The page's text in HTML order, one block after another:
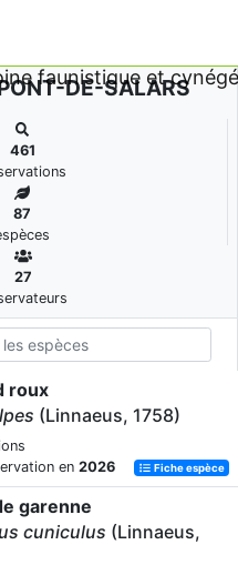
faunistique et
DE-SALARS
461
87
27
roux
(Linnaeus, 1758)
en 2026 Fiche espèce
garenne
cuniculus (Linnaeus,